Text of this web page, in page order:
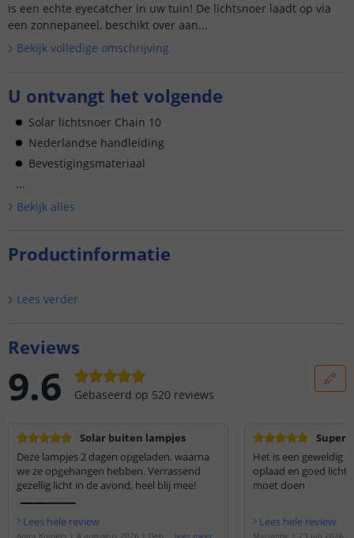
is een echte eyecatcher in uw tuin! De lichtsnoer laadt op via
een zonnepaneel, beschikt over aan...
Bekijk volledige omschrijving
U ontvangt het volgende
Solar lichtsnoer Chain 10
Nederlandse handleiding
Bevestigingsmateriaal
...
Bekijk alles
Productinformatie
Lees verder
Reviews
9.6 Gebaseerd op 520 reviews
Solar buiten lampjes
Deze lampjes 2 dagen opgeladen, waarna
we ze opgehangen hebben. Verrassend
gezellig licht in de avond, heel blij mee!
Lees hele review
Anita Kuipers | 4 augustus 2026 | Gebas
lees meer...
Super
Het is een geweldig
oplaad en goed licht
moet doen
Lees hele review
Marianne | 23 juli 2026